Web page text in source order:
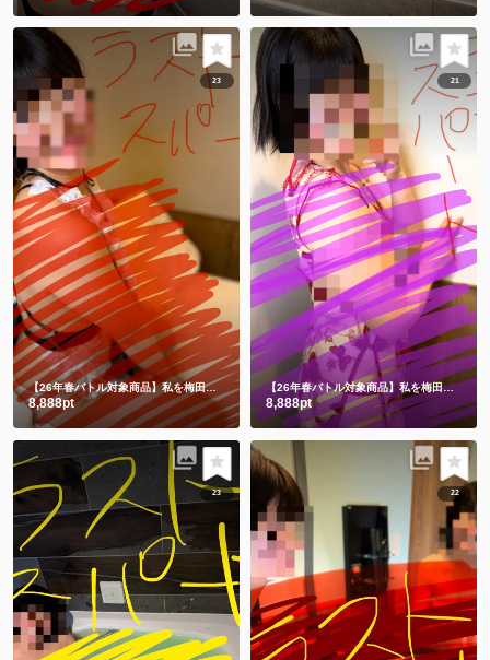
23
【26年春バトル対象商品】私を梅田に連れてって💕 何も隠れてない😂メイドだよー❤️
8,888pt
21
【26年春バトル対象商品】私を梅田に連れてって💗
8,888pt
23 22